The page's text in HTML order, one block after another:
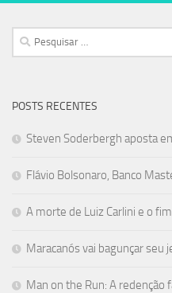
Pesquisar
por:
POSTS RECENTES
Steven Soderbergh aposta
Flávio Bolsonaro, Banco
A morte de Luiz Carlini e o
Maracanós vai bagunçar seu
Man on the Run: A redenção